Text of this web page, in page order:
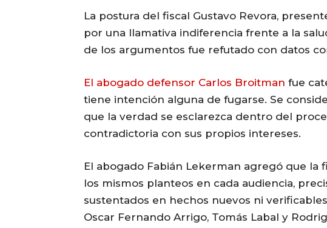
La postura del fiscal Gustavo Revora,
por una llamativa indiferencia frente a la
de los argumentos fue refutado con datos
El abogado defensor Carlos Broitman fue
tiene intención alguna de fugarse. Se
que la verdad se esclarezca dentro del
contradictoria con sus propios intereses.
El abogado Fabián Lekerman agregó que la
los mismos planteos en cada audiencia,
sustentados en hechos nuevos ni
Oscar Fernando Arrigo, Tomás Labal y